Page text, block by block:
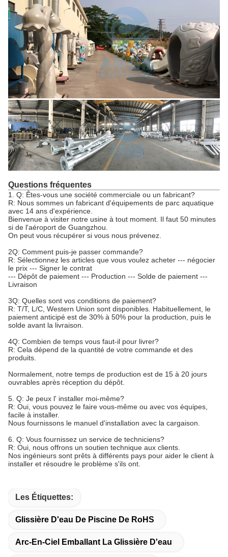
Questions fréquentes
1. Q: Êtes-vous une société commerciale ou un fabricant?
R: Nous sommes un fabricant d'équipements de parc aquatique
avec 14 ans d'expérience.
Bienvenue à visiter notre usine à tout moment. Il faut 50 minutes
si de l'aéroport de Guangzhou.
On peut vous récupérer si vous nous prévenez.
2Q: Comment puis-je passer commande?
R: Sélectionnez les articles que vous voulez acheter --- négocier
le prix --- Signer le contrat
--- Dépôt de paiement --- Production --- Solde de paiement ---
Livraison
3Q: Quelles sont vos conditions de paiement?
R: T/T, L/C, Western Union sont disponibles. Habituellement, le
paiement anticipé est de 30% à 50% pour la production, puis le
solde avant la livraison.
4Q: Combien de temps vous faut-il pour livrer?
R: Cela dépend de la quantité de votre commande et des
produits.
Normalement, notre temps de production est de 15 à 20 jours
ouvrables après réception du dépôt.
5. Q: Je peux l' installer moi-même?
R: Oui, vous pouvez le faire vous-même ou avec vos équipes,
facile à installer.
Nous fournissons le manuel d'installation avec la cargaison.
6. Q: Vous fournissez un service de techniciens?
R: Oui, nous offrons un soutien technique aux clients.
Nos ingénieurs sont prêts à différents pays pour aider le client à
installer et résoudre le problème s'ils ont.
Les Étiquettes:
Glissière D'eau De Piscine De RoHS
Arc-En-Ciel Emballant La Glissière D'eau